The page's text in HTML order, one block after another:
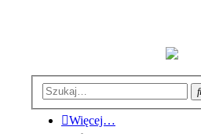
Więcej…